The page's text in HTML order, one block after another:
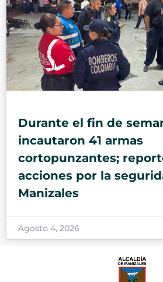
Durante el fin de
incautaron 41 armas
cortopunzantes;
acciones por la
Manizales
Agosto 4, 2026